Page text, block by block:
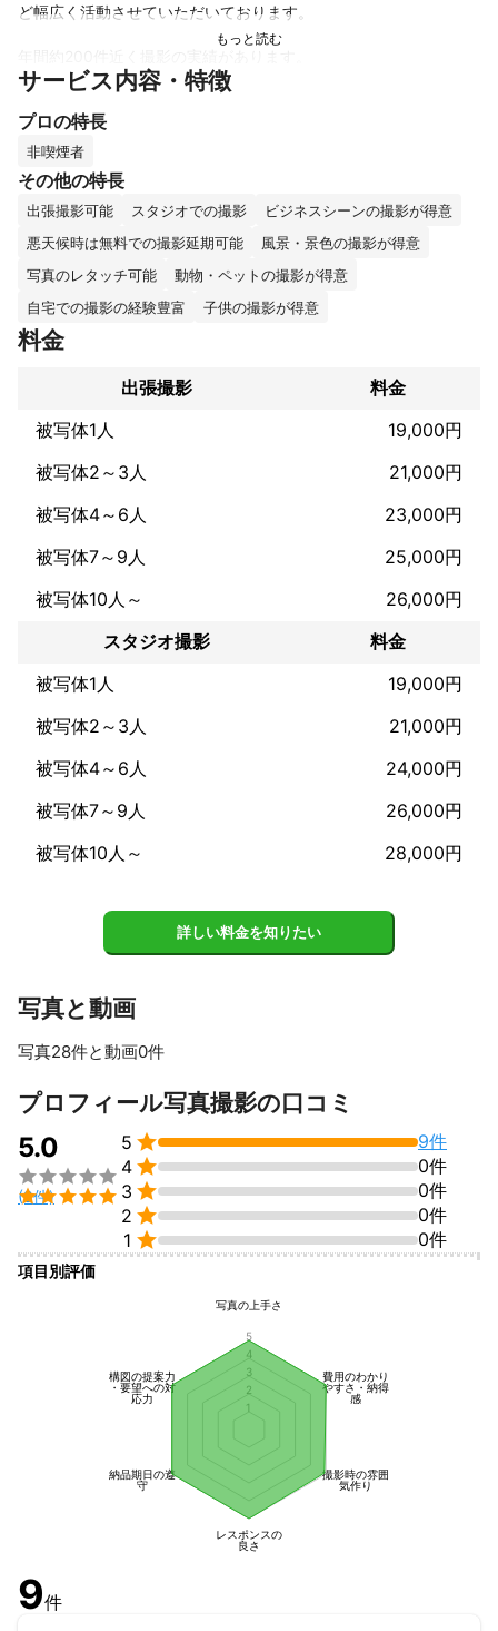
ど幅広く活動させていただいております。
撮影はコミュニケーションを大事にしており自然な表情が引き出
活動地域は近畿圏が中心ですが近畿外の撮影のご相談も承りま
個人様のプロフィール撮影から家族写真、企業様からの撮影のご
依頼など随時受け付けております。どうぞよろしくお願いいたし
ます。
屋外でのロケーション撮影、室内での撮影ともに対応可能です。
▼これまでの撮影案件（一例）
●プロフィール写真
・SNS向け、婚活・マッチングアプリ、ビジネス、宣材・オーデ
ィションなど
●家族写真
・誕生日、お宮参り、七五三、ニューボーン、マタニティ、成人
式、入学卒業、ペット、お食い初めなど
●スクールフォト（幼稚園・保育園、小学校、中学校、高校、大
学）
日常保育、遠足、野外活動、運動会、発表会、卒業（園）式、入
●企業向け撮影（オフィス、医院、店舗、工場、各種団体）
●カップルフォト
●スポーツ
●イベント
など
●不動産
・戸建住宅、マンション、店舗など
●モデル撮影
アピールポイント
スムーズなやり取りと豊富な話題によるコミュニケーションで安
心して楽しく撮影に臨んでいただけることをモットーに取り組ん
でおります。ぜひご依頼ください！
サービス内容・特徴
プロの特長
非喫煙者
その他の特長
出張撮影可能 スタジオでの撮影
ビジネスシーンの撮影が得意
悪天候時は無料での撮影延期可能
風景・景色の撮影が得意
写真のレタッチ可能
動物・ペットの撮影が得意
自宅での撮影の経験豊富
子供の撮影が得意
料金
出張撮影
料金
被写体1人
19,000円
被写体2～3人
21,000円
被写体4～6人
23,000円
被写体7～9人
25,000円
被写体10人～
26,000円
スタジオ撮影
料金
被写体1人
19,000円
被写体2～3人
21,000円
被写体4～6人
24,000円
被写体7～9人
26,000円
被写体10人～
28,000円
詳しい料金を知りたい
写真と動画
写真28件と動画0件
すべて見る
プロフィール写真撮影の口コミ
5.0


(9件)
5 
9件
4 
0件
3 
0件
2 
0件
1  0件
項目別評価
写真の上手さ
費用のわかり
やすさ・納得
感
撮影時の雰囲
気作り
レスポンスの
良さ
納品期日の遵
守
構図の提案力
・要望への対
応力
1
2
3
4
5
9件